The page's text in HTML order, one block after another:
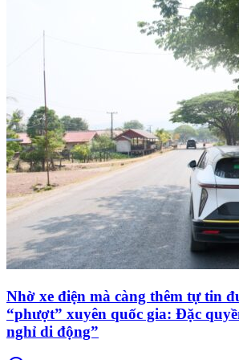
Nhờ xe điện mà càng thêm tự tin
“phượt” xuyên quốc gia: Đặc
nghỉ di động”